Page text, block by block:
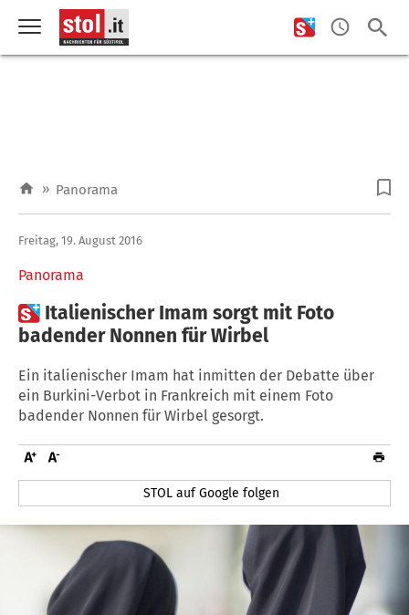
» Panorama
Panorama
Freitag, 19. August 2016
 Italienischer Imam sorgt mit Foto
badender Nonnen für Wirbel
Ein italienischer Imam hat inmitten der Debatte über
ein Burkini-Verbot in Frankreich mit einem Foto
badender Nonnen für Wirbel gesorgt.
STOL auf Google folgen